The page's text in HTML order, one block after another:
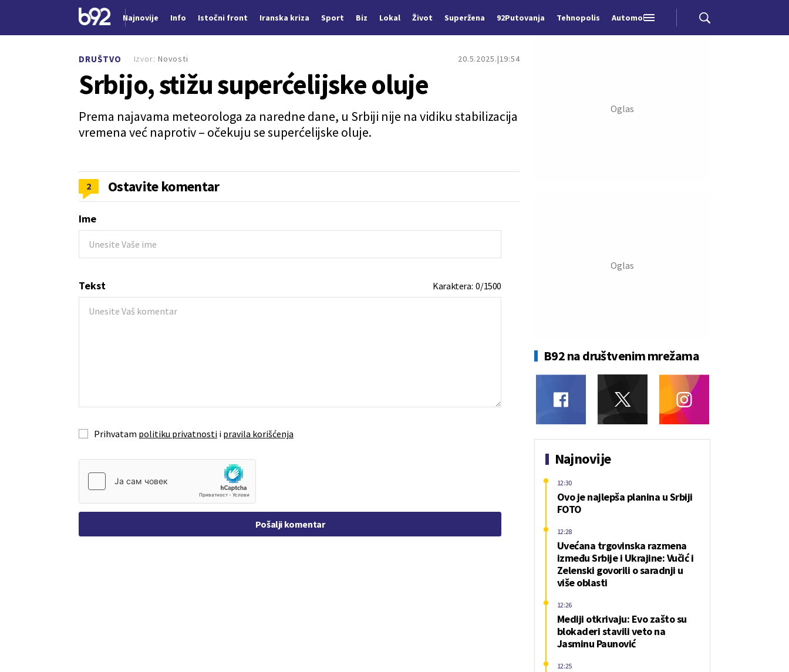
Najnovije Info Istočni front Iranska kriza Sport Biz Lokal Život Superžena 92Putovanja Tehnopolis Automobili
DRUŠTVO 20.5.2025. 19:54
Srbijo, stižu superćelijske oluje
Prema najavama meteorologa za naredne dane, u Srbiji nije na vidiku stabilizacija
vremena već naprotiv – očekuju se superćelijske oluje.
Izvor: Novosti
2 Ostavite komentar
Ime
Tekst Karaktera:0/1500
Prihvatam politiku privatnosti i pravila korišćenja
Pošalji komentar
B92 na društvenim mrežama
Najnovije
Ovo je najlepša planina u Srbiji
FOTO
12:30
Uvećana trgovinska razmena
između Srbije i Ukrajine: Vučić i
Zelenski govorili o saradnji u
više oblasti
12:28
Mediji otkrivaju: Evo zašto su
blokaderi stavili veto na
Jasminu Paunović
12:26
12:25